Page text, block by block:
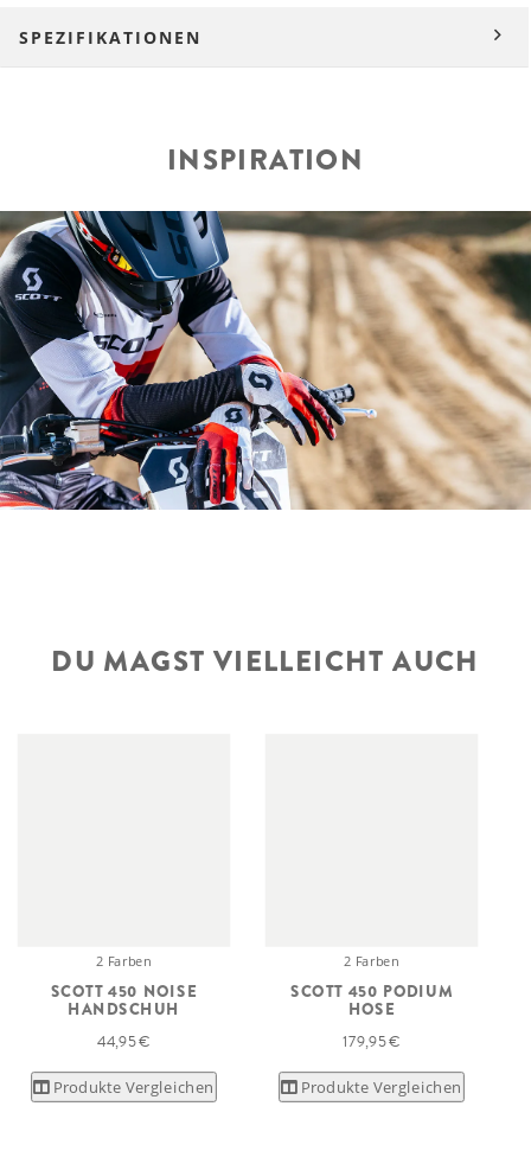
SPEZIFIKATIONEN
INSPIRATION
DU MAGST VIELLEICHT AUCH
2 Farben
SCOTT 450 NOISE
HANDSCHUH
44,95 €
Produkte Vergleichen
2 Farben
SCOTT 450 PODIUM
HOSE
179,95 €
Produkte Vergleichen